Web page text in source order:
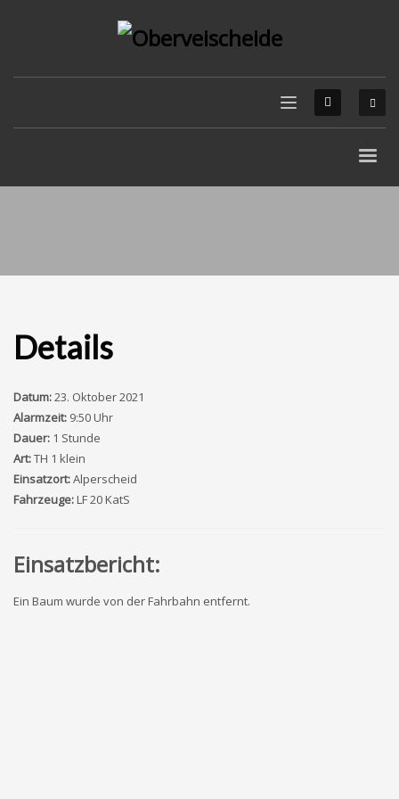
Details
Datum:23. Oktober 2021
Alarmzeit: 9:50 Uhr
Dauer: 1 Stunde
Art:TH 1 klein
Einsatzort:Alperscheid
Fahrzeuge:LF 20 KatS
Einsatzbericht:
Ein Baum wurde von der Fahrbahn entfernt.